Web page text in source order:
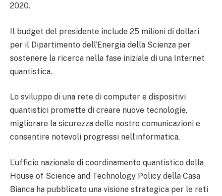
2020.
Il budget del presidente include 25 milioni di dollari
per il Dipartimento dell’Energia della Scienza per
sostenere la ricerca nella fase iniziale di una Internet
quantistica.
Lo sviluppo di una rete di computer e dispositivi
quantistici promette di creare nuove tecnologie,
migliorare la sicurezza delle nostre comunicazioni e
consentire notevoli progressi nell’informatica.
L’ufficio nazionale di coordinamento quantistico della
House of Science and Technology Policy della Casa
Bianca ha pubblicato una visione strategica per le reti